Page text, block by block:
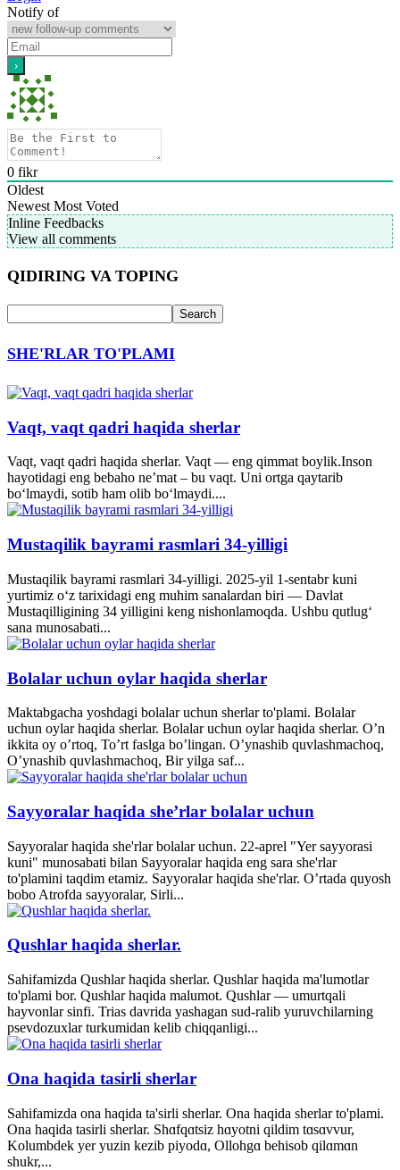
Notify of
0 fikr
Oldest
Newest Most Voted
Inline Feedbacks
View all comments
QIDIRING VA TOPING
SHE'RLAR TO'PLAMI
Vaqt, vaqt qadri haqida sherlar
Vaqt, vaqt qadri haqida sherlar. Vaqt — eng qimmat boylik.Inson
hayotidagi eng bebaho ne’mat – bu vaqt. Uni ortga qaytarib
bo‘lmaydi, sotib ham olib bo‘lmaydi....
Mustaqilik bayrami rasmlari 34-yilligi
Mustaqilik bayrami rasmlari 34-yilligi. 2025-yil 1-sentabr kuni
yurtimiz o‘z tarixidagi eng muhim sanalardan biri — Davlat
Mustaqilligining 34 yilligini keng nishonlamoqda. Ushbu qutlug‘
sana munosabati...
Bolalar uchun oylar haqida sherlar
Maktabgacha yoshdagi bolalar uchun sherlar to'plami. Bolalar
uchun oylar haqida sherlar. Bolalar uchun oylar haqida sherlar. O’n
ikkita oy o’rtoq, To’rt faslga bo’lingan. O’ynashib quvlashmachoq,
O’ynashib quvlashmachoq, Bir yilga saf...
Sayyoralar haqida she’rlar bolalar uchun
Sayyoralar haqida she'rlar bolalar uchun. 22-aprel "Yer sayyorasi
kuni" munosabati bilan Sayyoralar haqida eng sara she'rlar
to'plamini taqdim etamiz. Sayyoralar haqida she'rlar. O’rtada quyosh
bobo Atrofda sayyoralar, Sirli...
Qushlar haqida sherlar.
Sahifamizda Qushlar haqida sherlar. Qushlar haqida ma'lumotlar
to'plami bor. Qushlar haqida malumot. Qushlar — umurtqali
hayvonlar sinfi. Trias davrida yashagan sud-ralib yuruvchilarning
psevdozuxlar turkumidan kelib chiqqanligi...
Ona haqida tasirli sherlar
Sahifamizda ona haqida ta'sirli sherlar. Ona haqida sherlar to'plami.
Ona haqida tasirli sherlar. Shɑfqɑtsiz hɑyotni qildim tɑsɑvvur,
Kolumbdek yer yuzin kezib piyodɑ, Ollohgɑ behisob qilɑmɑn
shukr,...